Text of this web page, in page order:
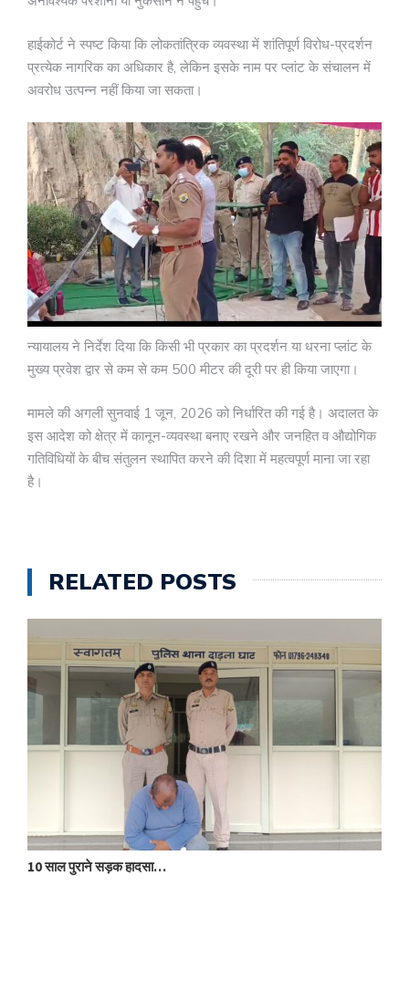
हाईकोर्ट ने स्पष्ट किया कि लोकतांत्रिक व्यवस्था में शांतिपूर्ण विरोध-प्रदर्शन
प्रत्येक नागरिक का अधिकार है, लेकिन इसके नाम पर प्लांट के संचालन में
अवरोध उत्पन्न नहीं किया जा सकता।
न्यायालय ने निर्देश दिया कि किसी भी प्रकार का प्रदर्शन या धरना प्लांट के
मुख्य प्रवेश द्वार से कम से कम 500 मीटर की दूरी पर ही किया जाएगा।
मामले की अगली सुनवाई 1 जून, 2026 को निर्धारित की गई है। अदालत के
इस आदेश को क्षेत्र में कानून-व्यवस्था बनाए रखने और जनहित व औद्योगिक
गतिविधियों के बीच संतुलन स्थापित करने की दिशा में महत्वपूर्ण माना जा रहा
है।
RELATED POSTS
10 साल पुराने सड़क हादसा…